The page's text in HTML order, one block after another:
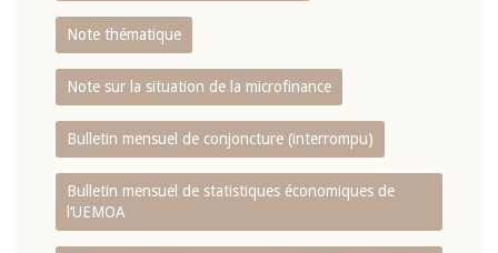
Note thématique
Note sur la situation de la microfinance
Bulletin mensuel de conjoncture (interrompu)
Bulletin mensuel de statistiques économiques de
l‘UEMOA